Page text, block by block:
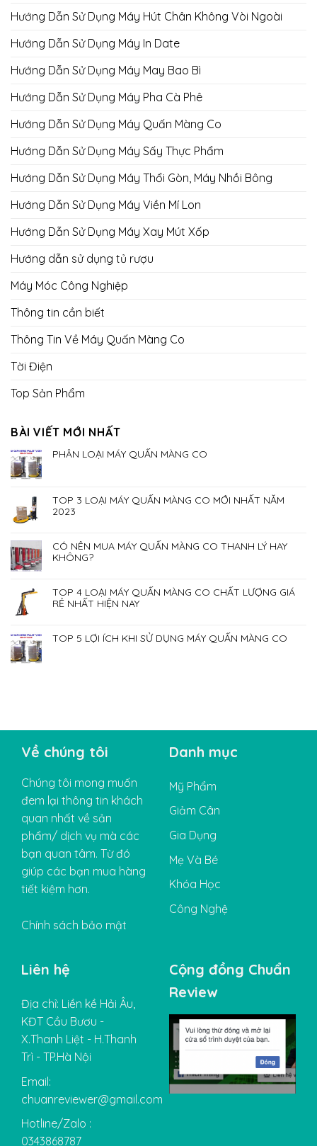
Hướng Dẫn Sử Dụng Máy Hút Chân Không Vòi Ngoài
Hướng Dẫn Sử Dụng Máy In Date
Hướng Dẫn Sử Dụng Máy May Bao Bì
Hướng Dẫn Sử Dụng Máy Pha Cà Phê
Hướng Dẫn Sử Dụng Máy Quấn Màng Co
Hướng Dẫn Sử Dụng Máy Sấy Thực Phẩm
Hướng Dẫn Sử Dụng Máy Thổi Gòn, Máy Nhồi Bông
Hướng Dẫn Sử Dụng Máy Viền Mí Lon
Hướng Dẫn Sử Dụng Máy Xay Mút Xốp
Hướng dẫn sử dụng tủ rượu
Máy Móc Công Nghiệp
Thông tin cần biết
Thông Tin Về Máy Quấn Màng Co
Tời Điện
Top Sản Phẩm
BÀI VIẾT MỚI NHẤT
PHÂN LOẠI MÁY QUẤN MÀNG CO
TOP 3 LOẠI MÁY QUẤN MÀNG CO MỚI NHẤT NĂM
2023
CÓ NÊN MUA MÁY QUẤN MÀNG CO THANH LÝ HAY
KHÔNG?
TOP 4 LOẠI MÁY QUẤN MÀNG CO CHẤT LƯỢNG GIÁ
RẺ NHẤT HIỆN NAY
TOP 5 LỢI ÍCH KHI SỬ DỤNG MÁY QUẤN MÀNG CO
Về chúng tôi
Chúng tôi mong muốn
đem lại thông tin khách
quan nhất về sản
phẩm/ dịch vụ mà các
bạn quan tâm. Từ đó
giúp các bạn mua hàng
tiết kiệm hơn.
Chính sách bảo mật
Danh mục
Mỹ Phẩm
Giảm Cân
Gia Dụng
Mẹ Và Bé
Khóa Học
Công Nghệ
Liên hệ
Địa chỉ: Liền kề Hải Âu,
KĐT Cầu Bươu -
X.Thanh Liệt - H.Thanh
Trì - TP.Hà Nội
Email:
chuanreviewer@gmail.com
Hotline/Zalo :
0343868787
Cộng đồng Chuẩn
Review